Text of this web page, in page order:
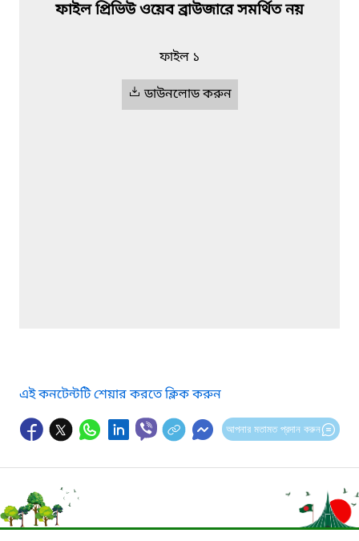
ফাইল প্রিভিউ ওয়েব ব্রাউজারে সমর্থিত নয়
ফাইল ১
ডাউনলোড করুন
এই কনটেন্টটি শেয়ার করতে ক্লিক করুন
আপনার মতামত প্রদান করুন